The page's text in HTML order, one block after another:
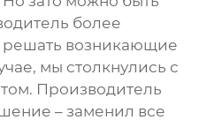
более
решать возникающие
мы столкнулись с
Производитель
– заменил все